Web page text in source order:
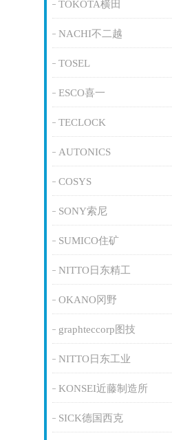
TOKOTA横田
NACHI不二越
TOSEL
ESCO喜一
TECLOCK
AUTONICS
COSYS
SONY索尼
SUMICO住矿
NITTO日东精工
OKANO冈野
graphteccorp图技
NITTO日东工业
KONSEI近藤制造所
SICK德国西克